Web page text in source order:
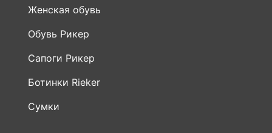
Женская обувь
Обувь Рикер
Сапоги Рикер
Ботинки Rieker
Сумки